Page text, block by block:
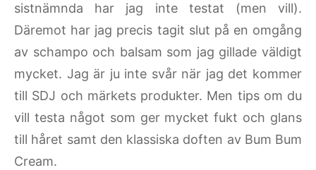
sistnämnda har jag inte testat (men vill).
Däremot har jag precis tagit slut på en omgång
av schampo och balsam som jag gillade väldigt
mycket. Jag är ju inte svår när jag det kommer
till SDJ och märkets produkter. Men tips om du
vill testa något som ger mycket fukt och glans
till håret samt den klassiska doften av Bum Bum
Cream.